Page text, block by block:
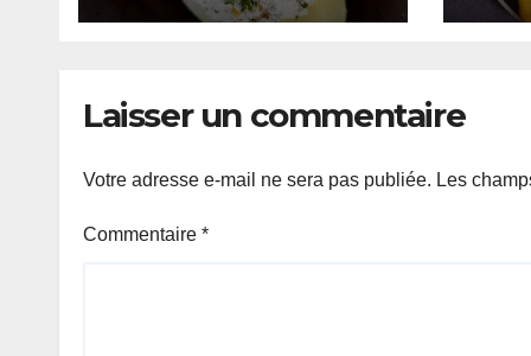
Laisser un commentaire
Votre adresse e-mail ne sera pas publiée. Les
Commentaire *